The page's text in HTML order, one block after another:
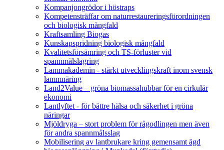
Kompanjongrödor i höstraps
Kompetensträffar om naturrestaureringsförordningen
och biologisk mångfald
Kraftsamling Biogas
Kunskapspridning biologisk mångfald
Kvalitetsförsämring och TS-förluster vid
spannmålslagring
Lammakademin - stärkt utvecklingskraft inom svensk
lammnäring
Land2Value – gröna biomassahubbar för en cirkulär
ekonomi
Lantlyftet - för bättre hälsa och säkerhet i gröna
näringar
Mjöldryga – stort problem för rågodlingen men även
för andra spannmålsslag
Mobilisering av lantbrukare kring gemensamt ägd